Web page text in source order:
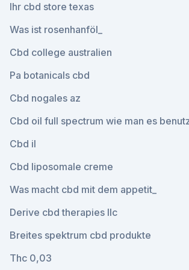
Ihr cbd store texas
Was ist rosenhanföl_
Cbd college australien
Pa botanicals cbd
Cbd nogales az
Cbd oil full spectrum wie man es
Cbd il
Cbd liposomale creme
Was macht cbd mit dem appetit_
Derive cbd therapies llc
Breites spektrum cbd produkte
Thc 0,03